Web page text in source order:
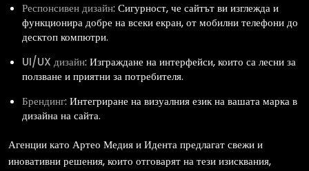
Респонсивен дизайн: Сигурност, че сайтът ви изглежда и
функционира добре на всеки екран, от мобилни телефони до
десктоп компютри.
UI/UX дизайн: Изграждане на интерфейси, които са лесни за
ползване и приятни за потребителя.
Брендинг: Интегриране на визуалния език на вашата марка в
дизайна на сайта.
Агенции като Артео Медия и Идента предлагат свежи и
иновативни решения, които отговарят на тези изисквания,